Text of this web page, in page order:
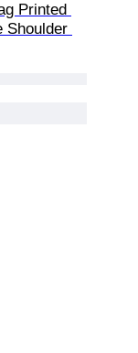
Printed
Shoulder